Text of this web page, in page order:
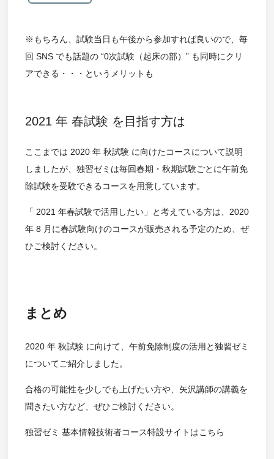
※もちろん、試験当日も午後から参加すれば良いので、毎
回 SNS でも話題の “0次試験（起床の部）” も同時にクリ
アできる・・・というメリットも
2021 年 春試験 を目指す方は
ここまでは 2020 年 秋試験 に向けたコースについて説明
しましたが、独習ゼミは毎回春期・秋期試験ごとに午前免
除試験を受験できるコースを用意しています。
「 2021 年春試験で活用したい」と考えている方は、2020
年 8 月に春試験向けのコースが販売される予定のため、ぜ
ひご検討ください。
まとめ
2020 年 秋試験 に向けて、午前免除制度の活用と独習ゼミ
についてご紹介しました。
合格の可能性を少しでも上げたい方や、矢沢講師の講義を
聞きたい方など、ぜひご検討ください。
独習ゼミ 基本情報技術者コース特設サイトはこちら